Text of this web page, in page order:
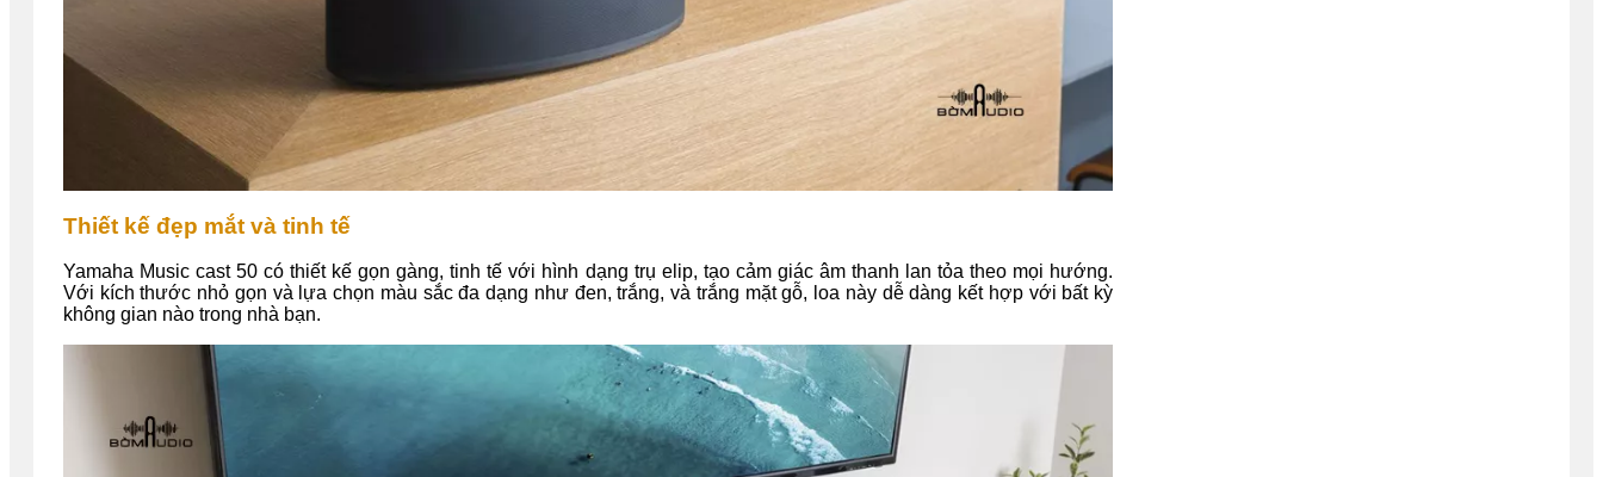
Thiết kế đẹp mắt và tinh tế
Yamaha Music cast 50 có thiết kế gọn gàng, tinh tế với hình dạng trụ elip, tạo cảm giác âm thanh lan tỏa theo mọi hướng.
Với kích thước nhỏ gọn và lựa chọn màu sắc đa dạng như đen, trắng, và trắng mặt gỗ, loa này dễ dàng kết hợp với bất kỳ
không gian nào trong nhà bạn.